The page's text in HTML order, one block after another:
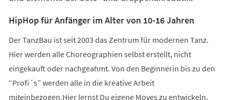
HipHop für Anfänger im Alter von 10-16 Jahren
Der TanzBau ist seit 2003 das Zentrum für modernen Tanz.
Hier werden alle Choreographien selbst erstellt, nicht
eingekauft oder nachgeahmt. Von den Beginnerin bis zu den
“Profi´s” werden alle in die kreative Arbeit
miteinbezogen.Hier lernst Du eigene Moves zu entwickeln,